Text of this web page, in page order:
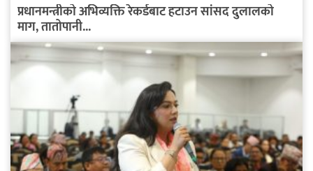
प्रधानमन्त्रीको अभिव्यक्ति रेकर्डबाट हटाउन सांसद दुलालको
माग, तातोपानी...